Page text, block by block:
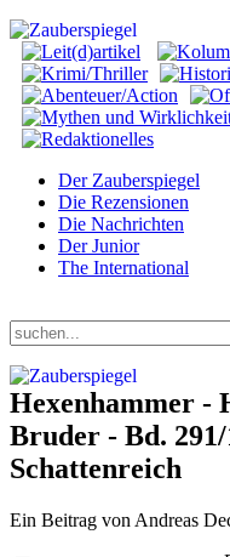
Der Zauberspiegel
Die Rezensionen
Die Nachrichten
Der Junior
The International
Hexenhammer -
Bruder - Bd.
Schattenreich
Ein Beitrag von Andreas